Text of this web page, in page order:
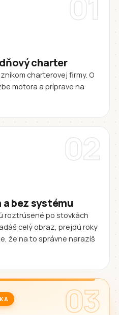
charter
charterovej firmy. O
motora a príprave na
02
a bez systému
roztrúsené po stovkách
celý obraz, prejdú roky
že na to správne narazíš
03